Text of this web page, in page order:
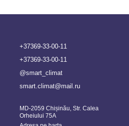
+37369-33-00-11
+37369-33-00-11
@smart_climat
smart.climat@mail.ru
MD-2059 Chișinău, Str. Calea
Orheiului 75A